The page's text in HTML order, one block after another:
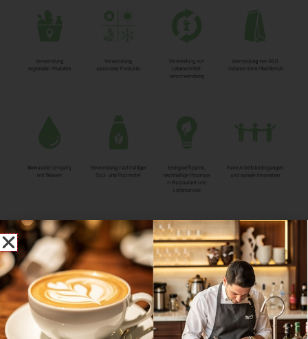
Bewertungskriterien Restaurant (Quelle: Branding
Cuisine)